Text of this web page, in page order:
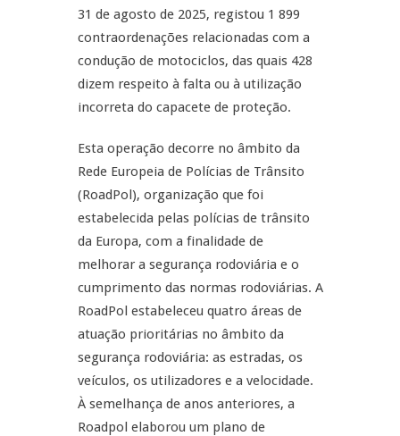
31 de agosto de 2025, registou 1 899
contraordenações relacionadas com a
condução de motociclos, das quais 428
dizem respeito à falta ou à utilização
incorreta do capacete de proteção.
Esta operação decorre no âmbito da
Rede Europeia de Polícias de Trânsito
(RoadPol), organização que foi
estabelecida pelas polícias de trânsito
da Europa, com a finalidade de
melhorar a segurança rodoviária e o
cumprimento das normas rodoviárias. A
RoadPol estabeleceu quatro áreas de
atuação prioritárias no âmbito da
segurança rodoviária: as estradas, os
veículos, os utilizadores e a velocidade.
À semelhança de anos anteriores, a
Roadpol elaborou um plano de